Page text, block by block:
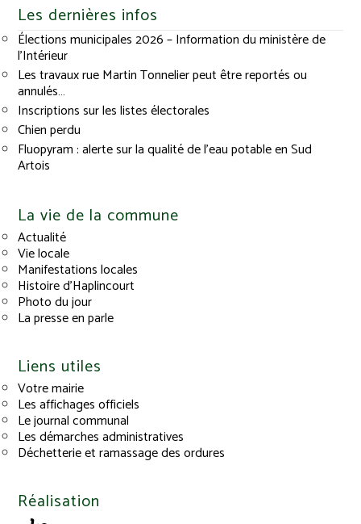
Les dernières infos
Élections municipales 2026 – Information du ministère de
l’Intérieur
Les travaux rue Martin Tonnelier peut être reportés ou
annulés…
Inscriptions sur les listes électorales
Chien perdu
Fluopyram : alerte sur la qualité de l’eau potable en Sud
Artois
La vie de la commune
Actualité
Vie locale
Manifestations locales
Histoire d’Haplincourt
Photo du jour
La presse en parle
Liens utiles
Votre mairie
Les affichages officiels
Le journal communal
Les démarches administratives
Déchetterie et ramassage des ordures
Réalisation